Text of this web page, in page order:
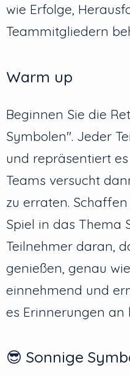
wie Erfolge,
Teammitgliedern
Warm up
Beginnen Sie die
Symbolen". Jeder
und repräsentiert
Teams versucht
zu erraten.
Spiel in das Thema
Teilnehmer daran,
genießen, genau
einnehmend und
es Erinnerungen an
😎 Sonnige